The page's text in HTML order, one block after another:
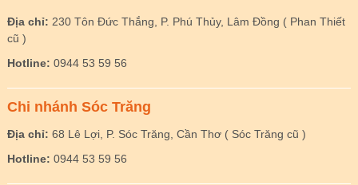
Địa chỉ: 230 Tôn Đức Thắng, P. Phú Thủy, Lâm Đồng ( Phan Thiết
cũ )
Hotline: 0944 53 59 56
Chi nhánh Sóc Trăng
Địa chỉ: 68 Lê Lợi, P. Sóc Trăng, Cần Thơ ( Sóc Trăng cũ )
Hotline: 0944 53 59 56